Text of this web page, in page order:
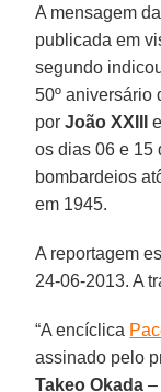
A mensagem
publicada em
segundo
50º aniversário
porJoão XXIII
os dias 06 e 15
bombardeios
em 1945.
A reportagem
24-06-2013. A
“A encíclica
assinado pelo
Takeo Okada –